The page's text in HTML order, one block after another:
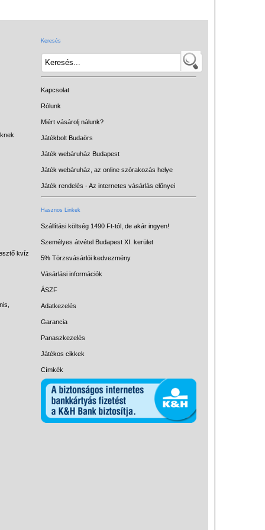
kvíz
Keresés
Kapcsolat
Rólunk
Miért vásárolj nálunk?
Játékbolt Budaörs
Játék webáruház Budapest
Játék webáruház, az online szórakozás helye
Játék rendelés - Az internetes vásárlás előnyei
Hasznos Linkek
Szállítási költség 1490 Ft-tól, de akár ingyen!
Személyes átvétel Budapest XI. kerület
5% Törzsvásárlói kedvezmény
Vásárlási információk
ÁSZF
Adatkezelés
Garancia
Panaszkezelés
Játékos cikkek
Címkék
Intelligens gyurma
Licenszes TOP
gyerekajándékok
LOGICO
LÜK
Papírszínház
Pixelhobby